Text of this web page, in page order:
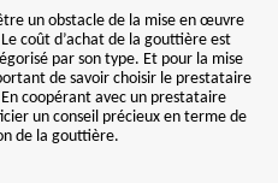
un obstacle de la mise en œuvre
coût d’achat de la gouttière est
par son type. Et pour la mise
de savoir choisir le prestataire
coopérant avec un prestataire
un conseil précieux en terme de
de la gouttière.